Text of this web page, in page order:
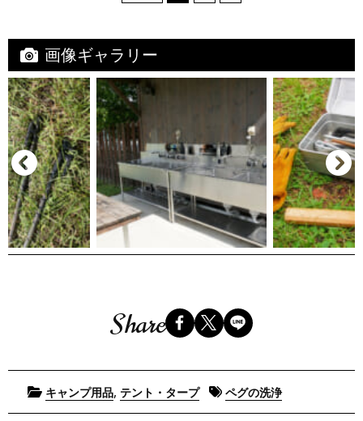
画像ギャラリー
Share
Posted
in
キャンプ用品, テント・タープ Tagged
ペグの洗浄